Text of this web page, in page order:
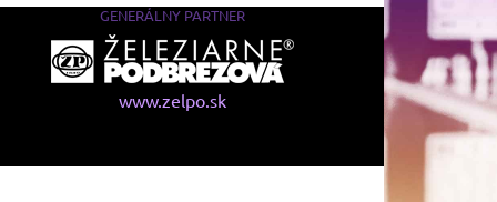
GENERÁLNY PARTNER
www.zelpo.sk